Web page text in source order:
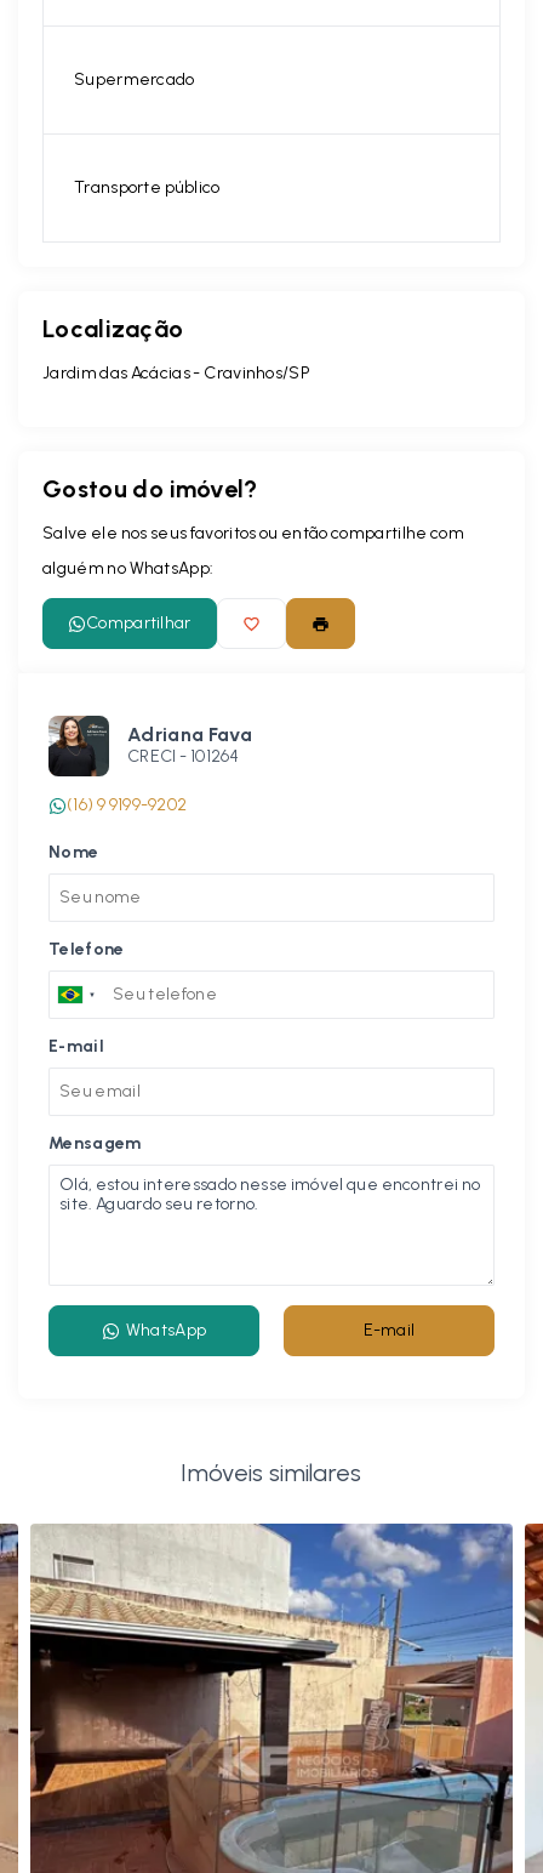
Supermercado
Transporte público
Localização
Jardim das Acácias - Cravinhos/SP
Gostou do imóvel?
Salve ele nos seus favoritos ou então compartilhe com
alguém no WhatsApp:
Compartilhar
Adriana Fava
CRECI - 101264
(16) 9 9199-9202
Nome
Telefone
E-mail
Mensagem
WhatsApp E-mail
Imóveis similares